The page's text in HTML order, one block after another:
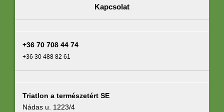
Kapcsolat
+36 70 708 44 74
+36 30 488 82 61
Triatlon a természetért SE
Nádas u. 1223/4